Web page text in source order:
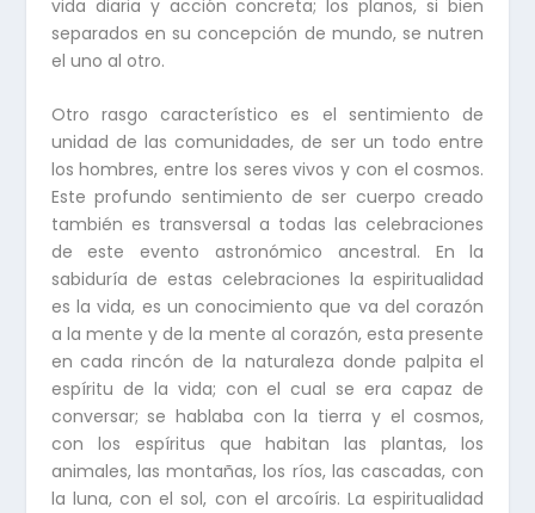
vida diaria y acción concreta; los planos, si bien
separados en su concepción de mundo, se nutren
el uno al otro.
Otro rasgo característico es el sentimiento de
unidad de las comunidades, de ser un todo entre
los hombres, entre los seres vivos y con el cosmos.
Este profundo sentimiento de ser cuerpo creado
también es transversal a todas las celebraciones
de este evento astronómico ancestral. En la
sabiduría de estas celebraciones la espiritualidad
es la vida, es un conocimiento que va del corazón
a la mente y de la mente al corazón, esta presente
en cada rincón de la naturaleza donde palpita el
espíritu de la vida; con el cual se era capaz de
conversar; se hablaba con la tierra y el cosmos,
con los espíritus que habitan las plantas, los
animales, las montañas, los ríos, las cascadas, con
la luna, con el sol, con el arcoíris. La espiritualidad